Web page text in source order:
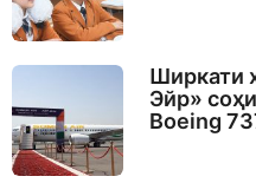
Ширкати
Эйр»
Boeing